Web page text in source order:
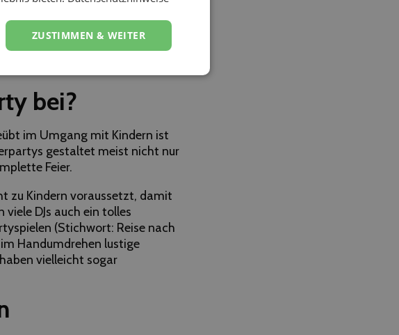
ob bei öffentlichen
oder auch auf
mit Kinderdisko, z. B. in
bei?
im Umgang mit Kindern ist
gestaltet meist nicht nur
Feier.
zu Kindern voraussetzt, damit
DJs auch ein tolles
(Stichwort: Reise nach
Handumdrehen lustige
vielleicht sogar
ZUSTIMMEN & WEITER